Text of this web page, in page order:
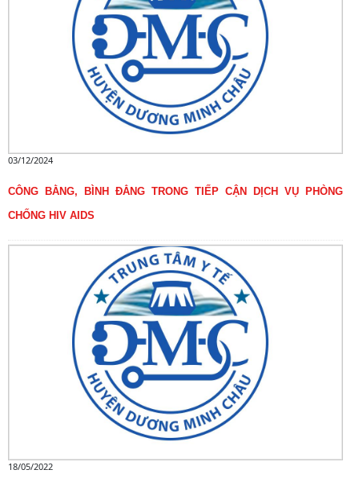
03/12/2024
CÔNG BẰNG, BÌNH ĐẲNG TRONG TIẾP CẬN DỊCH VỤ PHÒNG
CHỐNG HIV AIDS
18/05/2022